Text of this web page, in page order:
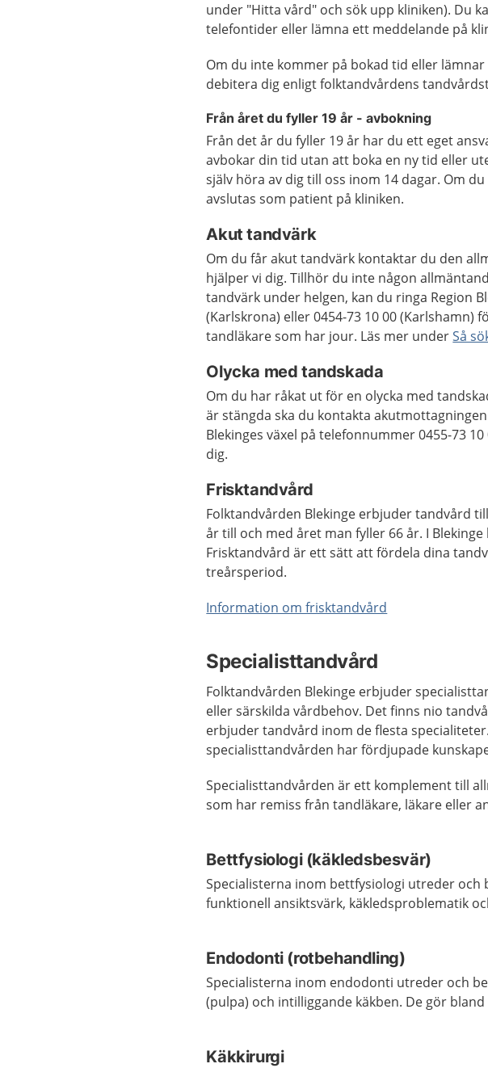
under "Hitta vård" och sök upp kliniken). Du
telefontider eller lämna ett meddelande på
Om du inte kommer på bokad tid eller
debitera dig enligt folktandvårdens
Från året du fyller 19 år - avbokning
Från det år du fyller 19 år har du ett eget
avbokar din tid utan att boka en ny tid eller
själv höra av dig till oss inom 14 dagar. Om
avslutas som patient på kliniken.
Akut tandvärk
Om du får akut tandvärk kontaktar du den
hjälper vi dig. Tillhör du inte någon
tandvärk under helgen, kan du ringa Region
(Karlskrona) eller 0454-73 10 00 (Karlshamn)
tandläkare som har jour. Läs mer underSå
Olycka med tandskada
Om du har råkat ut för en olycka med
är stängda ska du kontakta
Blekinges växel på telefonnummer 0455-73
dig.
Frisktandvård
Folktandvården Blekinge erbjuder tandvård
år till och med året man fyller 66 år. I
Frisktandvård är ett sätt att fördela dina
treårsperiod.
Information om frisktandvård
Specialisttandvård
Folktandvården Blekinge erbjuder
eller särskilda vårdbehov. Det finns nio
erbjuder tandvård inom de flesta
specialisttandvården har fördjupade
Specialisttandvården är ett komplement till
som har remiss från tandläkare, läkare eller
Bettfysiologi (käkledsbesvär)
Specialisterna inom bettfysiologi utreder och
funktionell ansiktsvärk, käkledsproblematik
Endodonti (rotbehandling)
Specialisterna inom endodonti utreder och
(pulpa) och intilliggande käkben. De gör
Käkkirurgi